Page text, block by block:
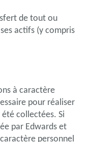
de tout ou
actifs (y compris
à caractère
pour réaliser
collectées. Si
par Edwards et
personnel